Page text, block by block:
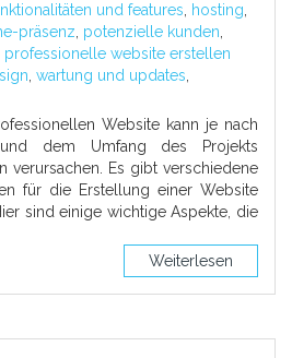
und features, hosting,
präsenz, potenzielle kunden,
professionelle website erstellen
, wartung und updates,
Website kann je nach
dem Umfang des Projekts
verursachen. Es gibt verschiedene
für die Erstellung einer Website
sind einige wichtige Aspekte, die
Weiterlesen